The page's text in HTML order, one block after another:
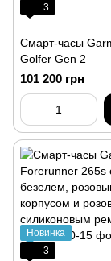
3
Смарт-часы
Golfer Gen 2
101 200 грн
Новинка
3